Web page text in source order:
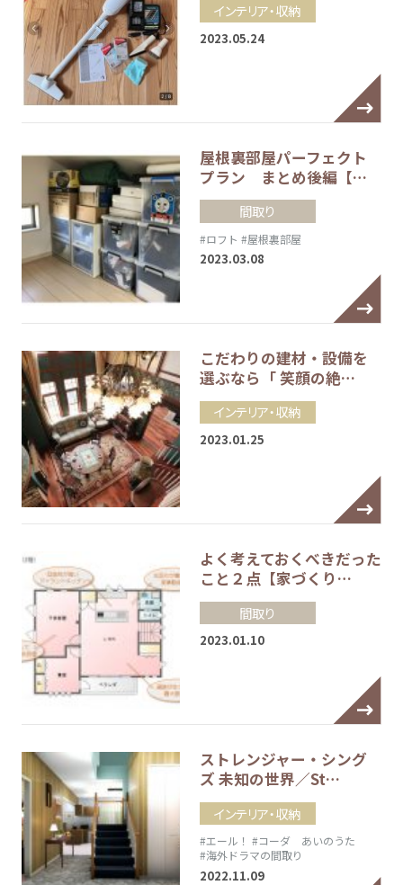
インテリア・収納
2023.05.24
屋根裏部屋パーフェクト
プラン まとめ後編【…
間取り
#ロフト #屋根裏部屋
2023.03.08
こだわりの建材・設備を
選ぶなら「 笑顔の絶…
インテリア・収納
2023.01.25
よく考えておくべきだった
こと２点【家づくり…
間取り
2023.01.10
ストレンジャー・シング
ズ 未知の世界／St…
インテリア・収納
#エール！ #コーダ あいのうた
#海外ドラマの間取り
2022.11.09